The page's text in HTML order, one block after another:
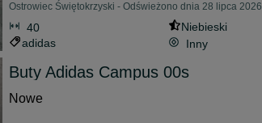
Ostrowiec Świętokrzyski - Odświeżono dnia 28 lipca 2026
40
Niebieski
adidas
Inny
Buty Adidas Campus 00s
Nowe